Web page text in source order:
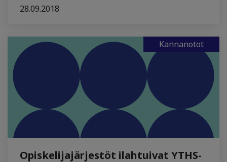
28.09.2018
Kannanotot
Opiskelijajärjestöt ilahtuivat YTHS-